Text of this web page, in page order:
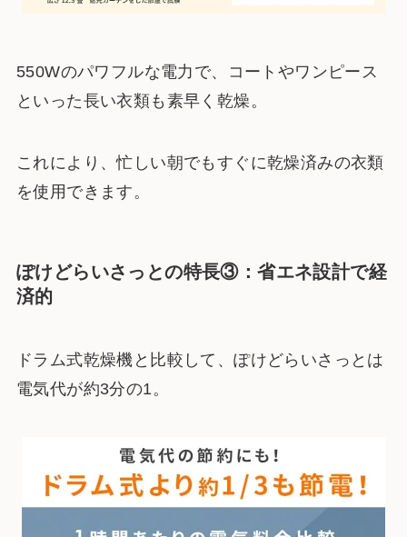
550Wのパワフルな電力で、コートやワンピース
といった長い衣類も素早く乾燥。
これにより、忙しい朝でもすぐに乾燥済みの衣類
を使用できます。
ぽけどらいさっとの特長③：省エネ設計で経
済的
ドラム式乾燥機と比較して、ぽけどらいさっとは
電気代が約3分の1。